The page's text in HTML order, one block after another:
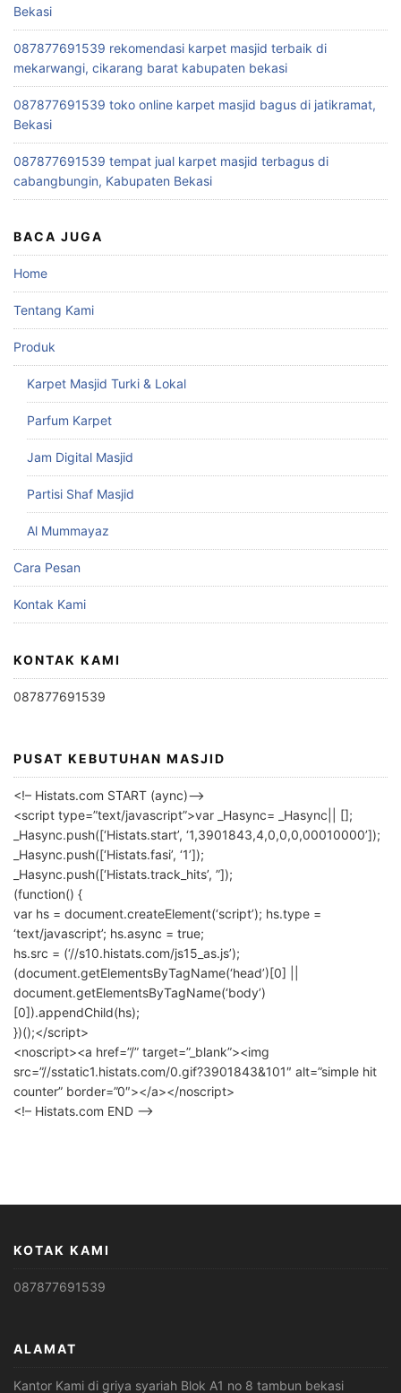
Bekasi
087877691539 rekomendasi karpet masjid terbaik di
mekarwangi, cikarang barat kabupaten bekasi
087877691539 toko online karpet masjid bagus di jatikramat,
Bekasi
087877691539 tempat jual karpet masjid terbagus di
cabangbungin, Kabupaten Bekasi
BACA JUGA
Home
Tentang Kami
Produk
Karpet Masjid Turki & Lokal
Parfum Karpet
Jam Digital Masjid
Partisi Shaf Masjid
Al Mummayaz
Cara Pesan
Kontak Kami
KONTAK KAMI
087877691539
PUSAT KEBUTUHAN MASJID
<!– Histats.com START (aync)–>
<script type=”text/javascript”>var _Hasync= _Hasync|| [];
_Hasync.push([‘Histats.start’, ‘1,3901843,4,0,0,0,00010000’]);
_Hasync.push([‘Histats.fasi’, ‘1’]);
_Hasync.push([‘Histats.track_hits’, ”]);
(function() {
var hs = document.createElement(‘script’); hs.type =
‘text/javascript’; hs.async = true;
hs.src = (‘//s10.histats.com/js15_as.js’);
(document.getElementsByTagName(‘head’)[0] ||
document.getElementsByTagName(‘body’)
[0]).appendChild(hs);
})();</script>
<noscript><a href=”/” target=”_blank”><img
src=”//sstatic1.histats.com/0.gif?3901843&101″ alt=”simple hit
counter” border=”0″></a></noscript>
<!– Histats.com END –>
KOTAK KAMI
087877691539
ALAMAT
Kantor Kami di griya syariah Blok A1 no 8 tambun bekasi